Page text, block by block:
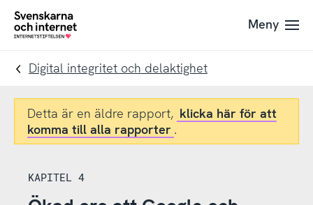
Till
navigation
Till
innehåll
To
Meny
Digital integritet och delaktighet
Detta är en äldre rapport, klicka här för att
komma till alla rapporter .
KAPITEL 4